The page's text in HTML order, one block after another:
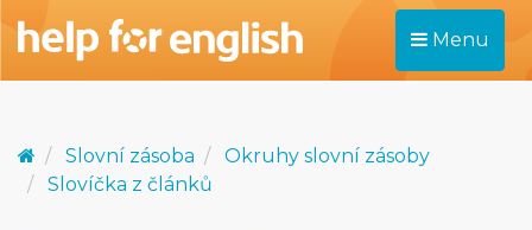
Menu
Slovní zásoba
Okruhy slovní zásoby
Slovíčka z článků